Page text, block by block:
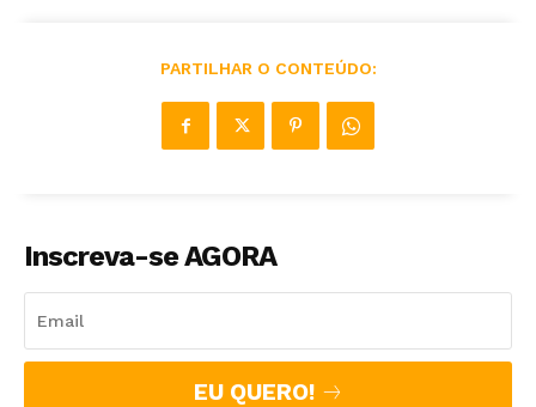
PARTILHAR O CONTEÚDO:
Inscreva-se AGORA
EU QUERO!